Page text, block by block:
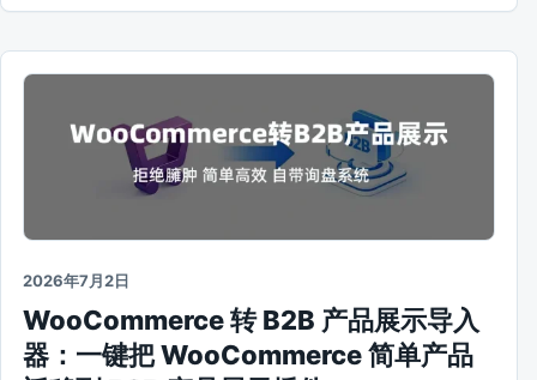
2026年7月2日
WooCommerce 转 B2B 产品展示导入
器：一键把 WooCommerce 简单产品